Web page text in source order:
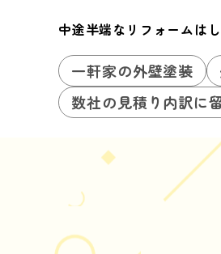
中途半端なリフォームは
一軒家の外壁塗装
数社の見積り内訳に